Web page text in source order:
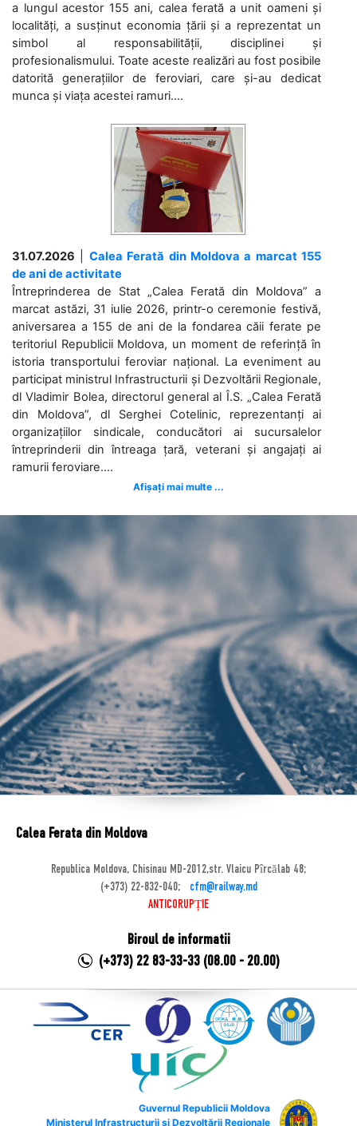
a lungul acestor 155 ani, calea ferată a unit oameni și
localități, a susținut economia țării și a reprezentat un
simbol al responsabilității, disciplinei și
profesionalismului. Toate aceste realizări au fost posibile
datorită generațiilor de feroviari, care și-au dedicat
munca și viața acestei ramuri....
31.07.2026
Calea Ferată din Moldova a marcat 155
de ani de activitate
Întreprinderea de Stat „Calea Ferată din Moldova” a
marcat astăzi, 31 iulie 2026, printr-o ceremonie festivă,
aniversarea a 155 de ani de la fondarea căii ferate pe
teritoriul Republicii Moldova, un moment de referință în
istoria transportului feroviar național. La eveniment au
participat ministrul Infrastructurii și Dezvoltării Regionale,
dl Vladimir Bolea, directorul general al Î.S. „Calea Ferată
din Moldova”, dl Serghei Cotelinic, reprezentanți ai
organizațiilor sindicale, conducători ai sucursalelor
întreprinderii din întreaga țară, veterani și angajați ai
ramurii feroviare....
Afișați mai multe ...
Calea Ferata din Moldova
Republica Moldova, Chisinau MD-2012,str. Vlaicu Pîrcălab 48;
(+373) 22-832-040;
cfm@railway.md
ANTICORUPȚIE
Biroul de informatii
(+373) 22 83-33-33 (08.00 - 20.00)
Guvernul Republicii Moldova
Ministerul Infrastructurii și Dezvoltării Regionale